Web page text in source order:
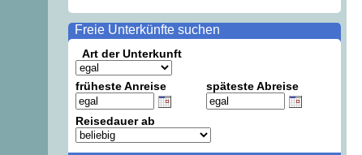
Art der Unterkunft
früheste Anreise späteste Abreise
Reisedauer ab
Freie Unterkünfte suchen